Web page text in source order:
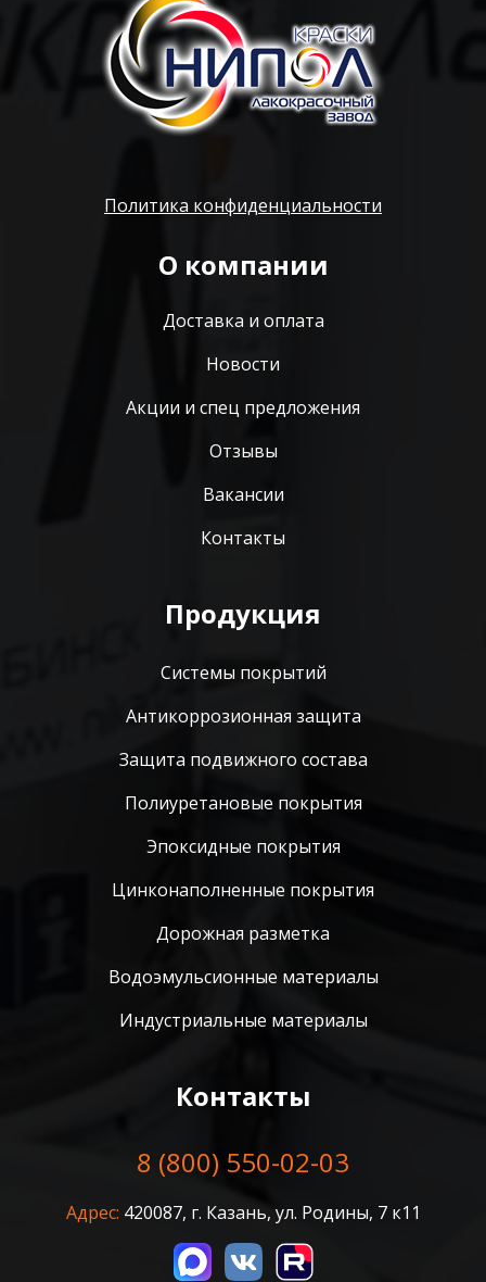
Политика конфиденциальности
О компании
Доставка и оплата
Новости
Акции и спец предложения
Отзывы
Вакансии
Контакты
Продукция
Системы покрытий
Антикоррозионная защита
Защита подвижного состава
Полиуретановые покрытия
Эпоксидные покрытия
Цинконаполненные покрытия
Дорожная разметка
Водоэмульсионные материалы
Индустриальные материалы
Контакты
8 (800) 550-02-03
Адрес: 420087, г. Казань, ул. Родины, 7 к11